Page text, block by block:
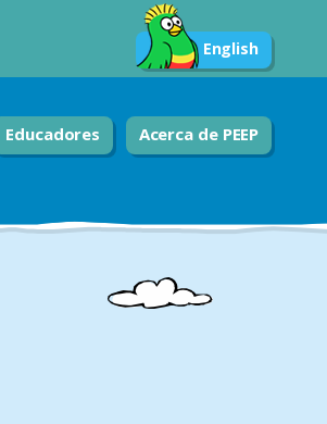
English
Educadores Acerca de PEEP